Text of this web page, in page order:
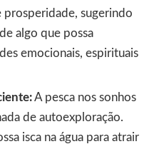
prosperidade, sugerindo
algo que possa
emocionais, espirituais
A pesca nos sonhos
de autoexploração.
isca na água para atrair